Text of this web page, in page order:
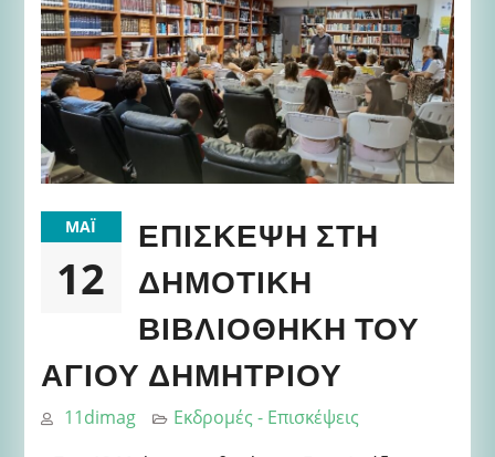
ΜΆΙ
12
ΕΠΊΣΚΕΨΗ ΣΤΗ
ΔΗΜΟΤΙΚΉ
ΒΙΒΛΙΟΘΉΚΗ ΤΟΥ
ΑΓΊΟΥ ΔΗΜΗΤΡΊΟΥ
11dimag
Εκδρομές - Επισκέψεις